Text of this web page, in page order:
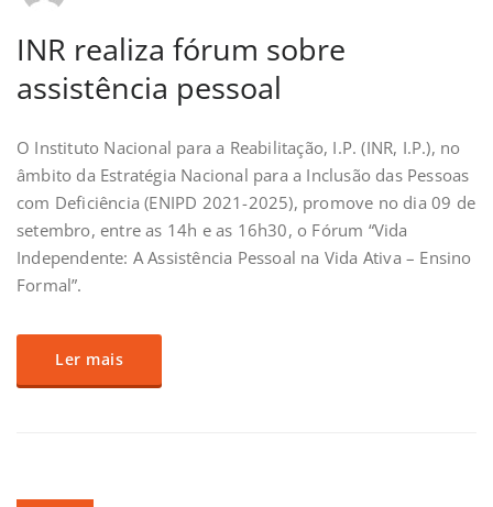
INR realiza fórum sobre
assistência pessoal
O Instituto Nacional para a Reabilitação, I.P. (INR, I.P.), no
âmbito da Estratégia Nacional para a Inclusão das Pessoas
com Deficiência (ENIPD 2021-2025), promove no dia 09 de
setembro, entre as 14h e as 16h30, o Fórum “Vida
Independente: A Assistência Pessoal na Vida Ativa – Ensino
Formal”.
Ler mais